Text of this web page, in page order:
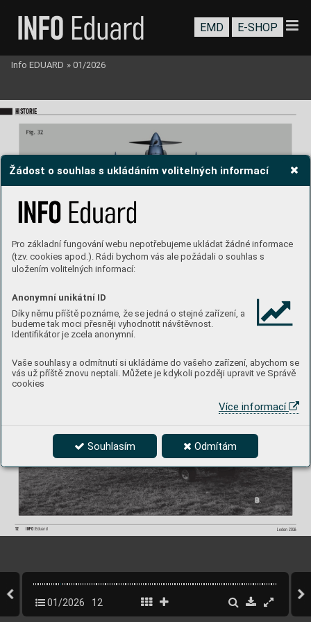
Žádost o souhlas s ukládáním volitelných informací
Pro základní fungování webu nepotřebujeme ukládat žádné informace
(tzv. cookies apod.). Rádi bychom vás ale požádali o souhlas s
uložením volitelných informací:
Anonymní unikátní ID
Díky němu příště poznáme, že se jedná o stejné zařízení, a
budeme tak moci přesněji vyhodnotit návštěvnost.
Identifikátor je zcela anonymní.
Vaše souhlasy a odmítnutí si ukládáme do vašeho zařízení, abychom se
vás už příště znovu neptali. Můžete je kdykoli později upravit ve Správě
cookies
Více informací
Souhlasím Odmítám
Figura 32:
4. Spodní kryty kulometných zbraňových šachet hladké, bez bouli
Spitre Mk.Vc, 4 k anóny
Spitre Mk.Vc se čtyřmi
kanóny Hispano Mk.II
(foto: Simon Erland)
HISTORIE
INFO Eduard
12 Leden 2026
EMD E-SHOP
Info EDUARD » 01/2026
01/2026 12